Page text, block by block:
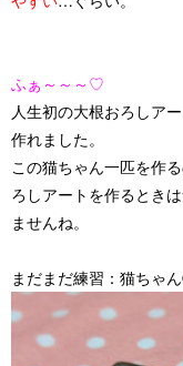
ふぁ～～～♡
人生初の大根おろしア
作れました。
この猫ちゃん一匹を作
ろしアートを作るとき
ませんね。
まだまだ練習：猫ちゃ